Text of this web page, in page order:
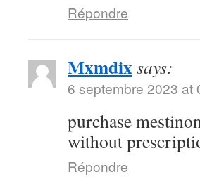
Répondre
Mxmdixsays:
6 septembre 2023 at
purchase
without
Répondre